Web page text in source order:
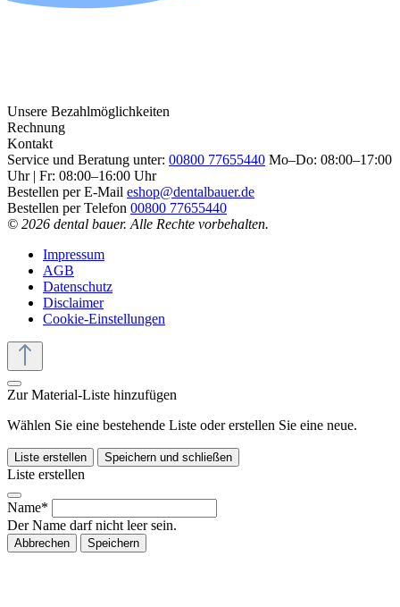
Unsere Bezahlmöglichkeiten
Rechnung
Kontakt
Service und Beratung unter: 00800 77655440 Mo–Do: 08:00–17:00
Uhr | Fr: 08:00–16:00 Uhr
Bestellen per E-Mail eshop@dentalbauer.de
Bestellen per Telefon 00800 77655440
© 2026 dental bauer. Alle Rechte vorbehalten.
Impressum
AGB
Datenschutz
Disclaimer
Cookie-Einstellungen
Zur Material-Liste hinzufügen
Wählen Sie eine bestehende Liste oder erstellen Sie eine neue.
Liste erstellen Speichern und schließen
Liste erstellen
Name*
Der Name darf nicht leer sein.
Abbrechen Speichern